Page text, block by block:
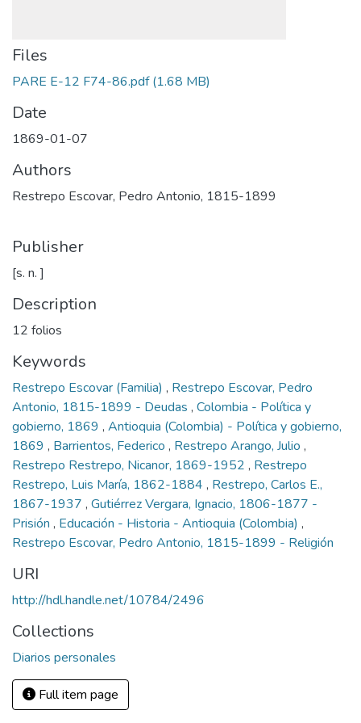
Files
PARE E-12 F74-86.pdf(1.68 MB)
Date
1869-01-07
Authors
Restrepo Escovar, Pedro Antonio, 1815-1899
Publisher
[s. n. ]
Description
12 folios
Keywords
Restrepo Escovar (Familia) , Restrepo Escovar, Pedro
Antonio, 1815-1899 - Deudas , Colombia - Política y
gobierno, 1869 , Antioquia (Colombia) - Política y gobierno,
1869 , Barrientos, Federico , Restrepo Arango, Julio ,
Restrepo Restrepo, Nicanor, 1869-1952 , Restrepo
Restrepo, Luis María, 1862-1884 , Restrepo, Carlos E.,
1867-1937 , Gutiérrez Vergara, Ignacio, 1806-1877 -
Prisión , Educación - Historia - Antioquia (Colombia) ,
Restrepo Escovar, Pedro Antonio, 1815-1899 - Religión
URI
http://hdl.handle.net/10784/2496
Collections
Diarios personales
Full item page